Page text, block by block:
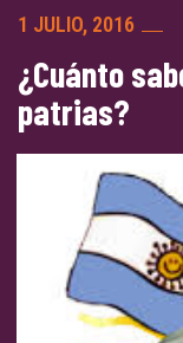
1 JULIO, 2016
¿Cuánto
patrias?